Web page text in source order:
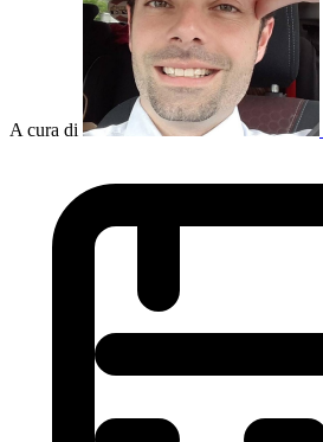
A cura di